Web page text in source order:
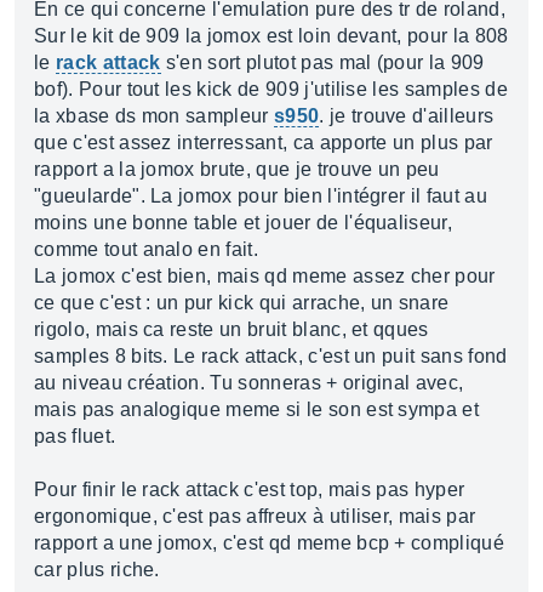
En ce qui concerne l'emulation pure des tr de roland,
Sur le kit de 909 la jomox est loin devant, pour la 808
le rack attack s'en sort plutot pas mal (pour la 909
bof). Pour tout les kick de 909 j'utilise les samples de
la xbase ds mon sampleurs950. je trouve d'ailleurs
que c'est assez interressant, ca apporte un plus par
rapport a la jomox brute, que je trouve un peu
"gueularde". La jomox pour bien l'intégrer il faut au
moins une bonne table et jouer de l'équaliseur,
comme tout analo en fait.
La jomox c'est bien, mais qd meme assez cher pour
ce que c'est : un pur kick qui arrache, un snare
rigolo, mais ca reste un bruit blanc, et qques
samples 8 bits. Le rack attack, c'est un puit sans fond
au niveau création. Tu sonneras + original avec,
mais pas analogique meme si le son est sympa et
pas fluet.
Pour finir le rack attack c'est top, mais pas hyper
ergonomique, c'est pas affreux à utiliser, mais par
rapport a une jomox, c'est qd meme bcp + compliqué
car plus riche.